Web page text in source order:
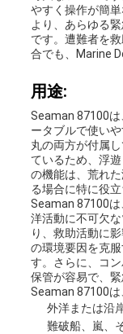
やすく操作が簡
より、あらゆる
です。遭難者を
合でも、Marine
用途:
Seaman 87100
ータブルで使い
丸の両方が付属
ているため、浮
の機能は、荒れ
る場合に特に役立
Seaman 87100
洋活動に不可欠
り、救助活動に
の環境要因を克
す。さらに、コ
保管が容易で、緊
Seaman 87100は
外洋または沿
難破船、嵐、